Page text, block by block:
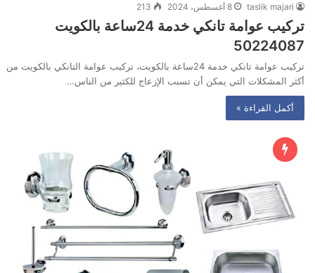
taslik majari 8 أغسطس، 2024 213
تركيب عوامة تانكي خدمة 24ساعة بالكويت
50224087
تركيب عوامة تانكي خدمة 24ساعة بالكويت، تركيب عوامة التانكي بالكويت من
أكثر المشكلات التي يمكن أن تسبب الإزعاج للكثير من الناس…
أكمل القراءة »